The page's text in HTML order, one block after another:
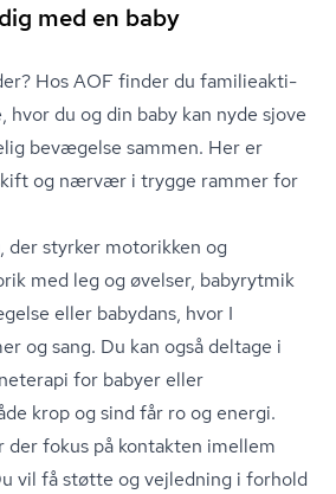
med en baby
Hos AOF finder du fa­mi­lie­ak­ti­
du og din baby kan nyde sjove
bevægelse sammen. Her er
og nærvær i trygge rammer for
der styrker motorikken og
med leg og øvelser, babyrytmik
eller babydans, hvor I
og sang. Du kan også deltage i
for babyer eller
krop og sind får ro og energi.
der fokus på kontakten imellem
vil få støtte og vejledning i forhold